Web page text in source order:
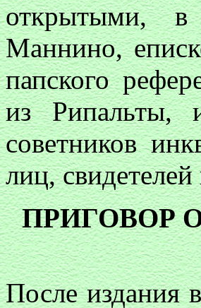
открытыми, в
Маннино,
папского
из Рипальты,
советников
лиц,
ПРИГОВОР
После издания